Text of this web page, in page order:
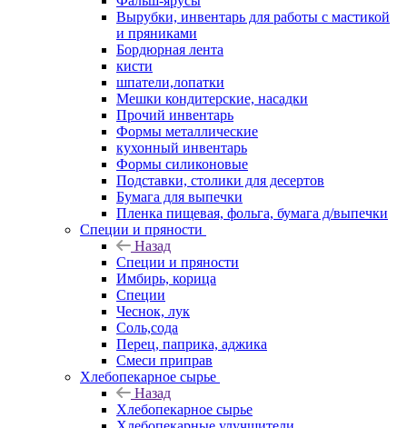
Вырубки, инвентарь для работы с мастикой
и пряниками
Бордюрная лента
кисти
шпатели,лопатки
Мешки кондитерские, насадки
Прочий инвентарь
Формы металлические
кухонный инвентарь
Формы силиконовые
Подставки, столики для десертов
Бумага для выпечки
Пленка пищевая, фольга, бумага д/выпечки
Специи и пряности
Назад
Специи и пряности
Имбирь, корица
Специи
Чеснок, лук
Соль,сода
Перец, паприка, аджика
Смеси приправ
Хлебопекарное сырье
Назад
Хлебопекарное сырье